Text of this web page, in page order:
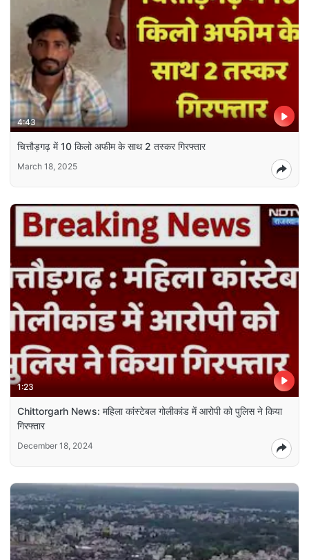
4:43
चित्तौड़गढ़ में 10 किलो अफीम के साथ 2 तस्कर गिरफ्तार
March 18, 2025
1:23
Chittorgarh News: महिला कांस्टेबल गोलीकांड में आरोपी को पुलिस ने किया
गिरफ्तार
December 18, 2024